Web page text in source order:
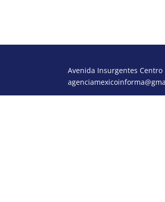
Avenida Insurgentes Centro